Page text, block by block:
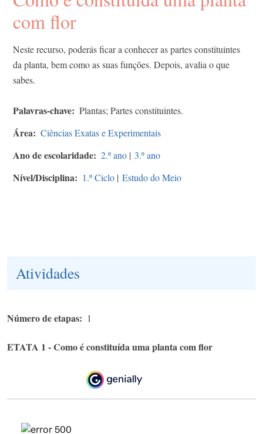
com flor
Neste recurso, poderás ficar a conhecer as partes constituintes
da planta, bem como as suas funções. Depois, avalia o que
sabes.
Palavras-chave Plantas; Partes constituintes.
Área Ciências Exatas e Experimentais
Ano de escolaridade 2.º ano | 3.º ano
Nível/Disciplina 1.º Ciclo | Estudo do Meio
Atividades
Número de etapas 1
ETATA 1 - Como é constituída uma planta com flor